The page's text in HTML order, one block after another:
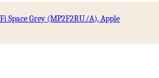
Space Grey (MP2F2RU/A), Apple